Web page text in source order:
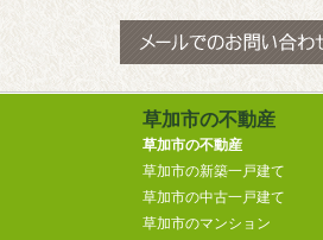
草加市の不動産
草加市の不動産
草加市の新築一戸建て
草加市の中古一戸建て
草加市のマンション